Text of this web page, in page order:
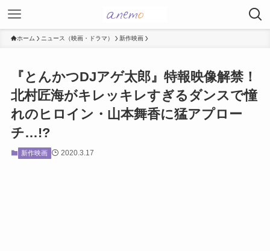
ホーム ニュース（映画・ドラマ） 新作映画
『とんかつDJアゲ太郎』特報映像解禁！
北村匠海がキレッキレすぎるダンスで憧
れのヒロイン・山本舞香に猛アプロー
チ…!?
新作映画 2020.3.17